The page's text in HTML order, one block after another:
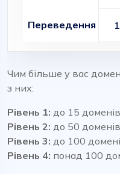
Переведення
Чим більше у вас
з них:
Рівень 1: до 15 доменів.
Рівень 2: до 50 доменів.
Рівень 3: до 100
Рівень 4: понад 100